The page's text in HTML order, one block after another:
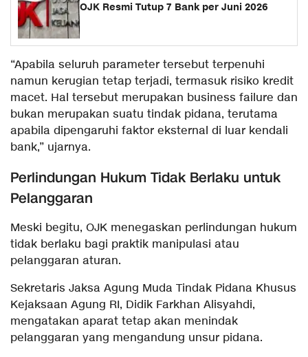
OJK Resmi Tutup 7 Bank per Juni 2026
“Apabila seluruh parameter tersebut terpenuhi
namun kerugian tetap terjadi, termasuk risiko kredit
macet. Hal tersebut merupakan business failure dan
bukan merupakan suatu tindak pidana, terutama
apabila dipengaruhi faktor eksternal di luar kendali
bank,” ujarnya.
Perlindungan Hukum Tidak Berlaku untuk
Pelanggaran
Meski begitu, OJK menegaskan perlindungan hukum
tidak berlaku bagi praktik manipulasi atau
pelanggaran aturan.
Sekretaris Jaksa Agung Muda Tindak Pidana Khusus
Kejaksaan Agung RI, Didik Farkhan Alisyahdi,
mengatakan aparat tetap akan menindak
pelanggaran yang mengandung unsur pidana.